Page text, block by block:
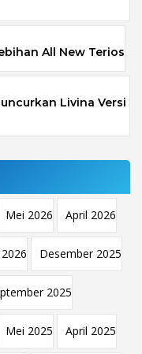
All New Terios
Livina Versi
Mei 2026 April 2026
Desember 2025
2025
Mei 2025 April 2025